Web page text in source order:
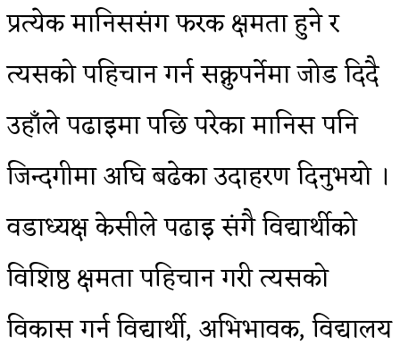
प्रत्येक मानिससंग फरक क्षमता हुने र
त्यसको पहिचान गर्न सक्नुपर्नेमा जोड दिदै
उहाँले पढाइमा पछि परेका मानिस पनि
जिन्दगीमा अघि बढेका उदाहरण दिनुभयो ।
वडाध्यक्ष केसीले पढाइ संगै विद्यार्थीको
विशिष्ठ क्षमता पहिचान गरी त्यसको
विकास गर्न विद्यार्थी, अभिभावक, विद्यालय